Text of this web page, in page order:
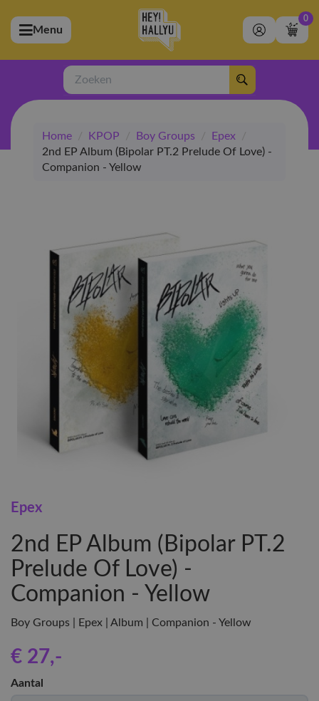
(Artiesten)
(Merchandise)
(Exclusive)
(Winkel)
Menu
0
Zoeken
Home / KPOP / Boy Groups / Epex
/
2nd EP Album (Bipolar PT.2 Prelude Of Love) -
Companion - Yellow
Epex
2nd EP Album (Bipolar PT.2
Prelude Of Love) -
Companion - Yellow
Boy Groups | Epex | Album | Companion - Yellow
€ 27,-
Aantal